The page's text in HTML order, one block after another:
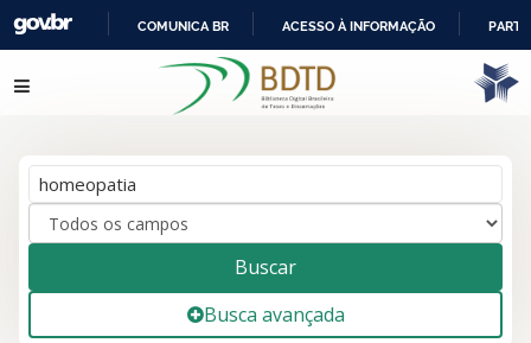
IR
PARA
COMUNICA BR ACESSO À INFORMAÇÃO
201 - 220resultados de503para a busca
homeopatia
Pular para o conteúdo
Buscar
Busca avançada